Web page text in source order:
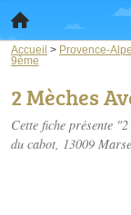
Accueil > Provence-
9ème
2 Mèches
Cette fiche présente
du cabot, 13009